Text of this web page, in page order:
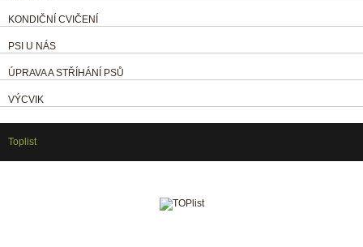
KONDIČNÍ CVIČENÍ
PSI U NÁS
ÚPRAVA A STŘÍHÁNÍ PSŮ
VÝCVIK
Toplist